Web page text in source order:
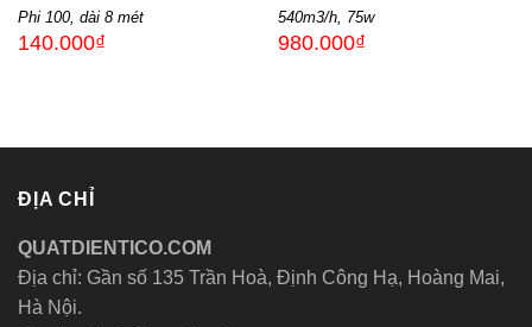
Phi 100, dài 8 mét
140.000₫
540m3/h, 75w
980.000₫
ĐỊA CHỈ
QUATDIENTICO.COM
Địa chỉ: Gần số 135 Trần Hoà, Định Công Hạ, Hoàng Mai,
Hà Nội.